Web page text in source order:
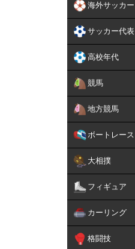
海外サッカー
サッカー代表
高校年代
競馬
地方競馬
ボートレース
大相撲
フィギュア
カーリング
格闘技